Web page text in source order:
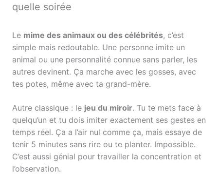
quelle soirée
Le mime des animaux ou des célébrités, c’est
simple mais redoutable. Une personne imite un
animal ou une personnalité connue sans parler, les
autres devinent. Ça marche avec les gosses, avec
tes potes, même avec ta grand-mère.
Autre classique : le jeu du miroir. Tu te mets face à
quelqu’un et tu dois imiter exactement ses gestes en
temps réel. Ça a l’air nul comme ça, mais essaye de
tenir 5 minutes sans rire ou te planter. Impossible.
C’est aussi génial pour travailler la concentration et
l’observation.